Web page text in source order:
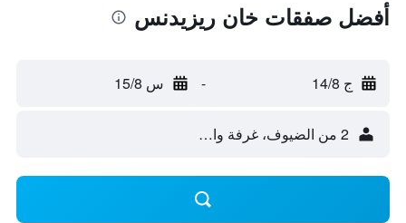
أفضل صفقات خان ريزيدنس
ج 14/8 - س 15/8
2 من الضيوف، غرفة واحدة